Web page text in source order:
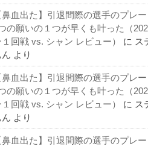
鼻血出た】引退間際の選手のプレー
の願いの１つが早くも叶った（
１回戦 vs. シャン レビュー）
に ス
ん より
鼻血出た】引退間際の選手のプレー
の願いの１つが早くも叶った（
１回戦 vs. シャン レビュー）
に ス
ん より
鼻血出た】引退間際の選手のプレー